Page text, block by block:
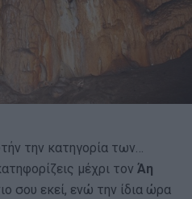
την κατηγορία των…
μέχρι τον Άη
σου εκεί, ενώ την ίδια ώρα